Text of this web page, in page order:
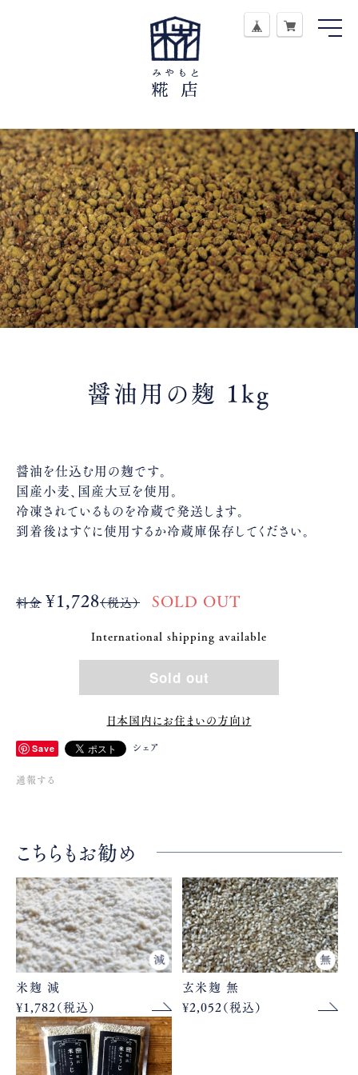
醤油用の麹 1kg
醤油を仕込む用の麹です。
国産小麦、国産大豆を使用。
冷凍されているものを冷蔵で発送します。
到着後はすぐに使用するか冷蔵庫保存してください。
料金 ¥1,728（税込） SOLD OUT
International shipping available
Sold out
日本国内にお住まいの方向け
Save シェア
通報する
こちらもお勧め
米麹 減
¥1,782（税込）
玄米麹 無
¥2,052（税込）